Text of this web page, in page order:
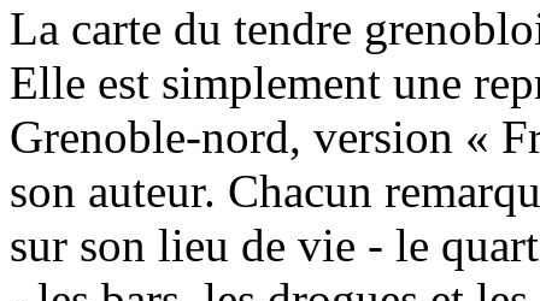
La carte du tendre
Elle est simplement une
Grenoble-nord, version «
son auteur. Chacun
sur son lieu de vie - le